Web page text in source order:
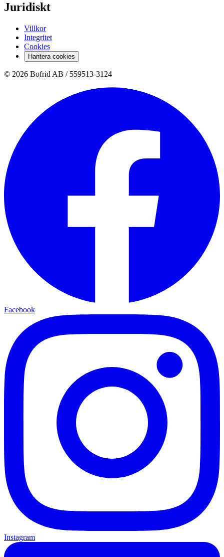
Juridiskt
Villkor
Integritet
Cookies
Hantera cookies
© 2026 Bofrid AB / 559513-3124
Facebook
Instagram